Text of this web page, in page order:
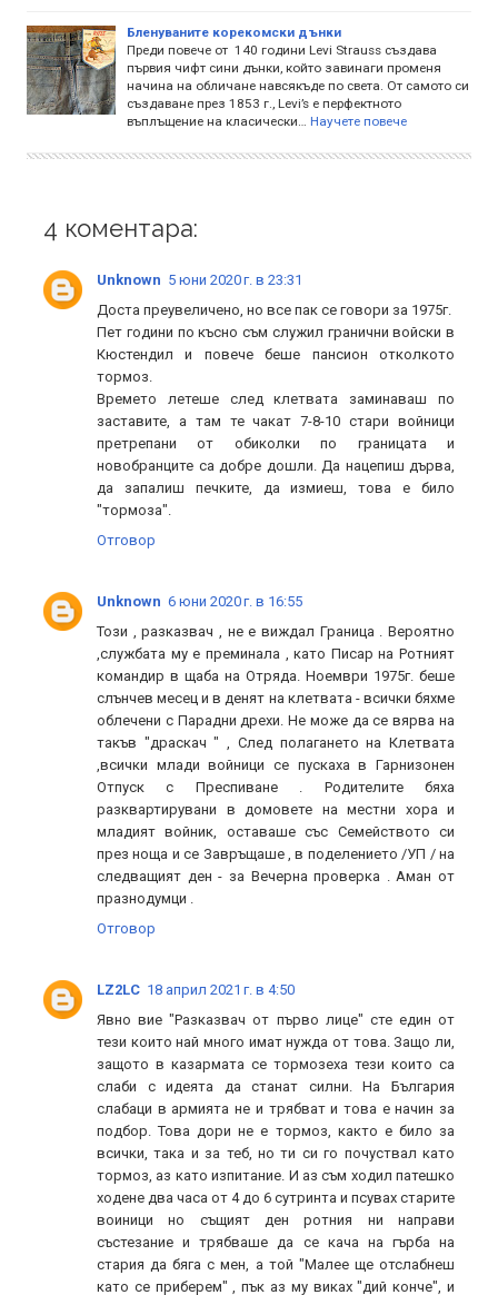
Бленуваните корекомски дънки
Преди повече от 140 години Levi Strauss създава
първия чифт сини дънки, който завинаги променя
начина на обличане навсякъде по света. От самото си
създаване през 1853 г., Levi’s е перфектното
въплъщение на класически…
Научете повече
4 коментара:
Unknown 5 юни 2020 г. в 23:31
Доста преувеличено, но все пак се говори за 1975г.
Пет години по късно съм служил гранични войски в
Кюстендил и повече беше пансион отколкото
тормоз.
Времето летеше след клетвата заминаваш по
заставите, а там те чакат 7-8-10 стари войници
претрепани от обиколки по границата и
новобранците са добре дошли. Да нацепиш дърва,
да запалиш печките, да измиеш, това е било
"тормоза".
Отговор
Unknown 6 юни 2020 г. в 16:55
Този , разказвач , не е виждал Граница . Вероятно
,службата му е преминала , като Писар на Ротният
командир в щаба на Отряда. Ноември 1975г. беше
слънчев месец и в денят на клетвата - всички бяхме
облечени с Парадни дрехи. Не може да се вярва на
такъв "драскач " , След полагането на Клетвата
,всички млади войници се пускаха в Гарнизонен
Отпуск с Преспиване . Родителите бяха
разквартирувани в домовете на местни хора и
младият войник, оставаше със Семейството си
през ноща и се Завръщаше , в поделението /УП / на
следващият ден - за Вечерна проверка . Аман от
празнодумци .
Отговор
LZ2LC 18 април 2021 г. в 4:50
Явно вие "Разказвач от първо лице" сте един от
тези които най много имат нужда от това. Защо ли,
защото в казармата се тормозеха тези които са
слаби с идеята да станат силни. На България
слабаци в армията не и трябват и това е начин за
подбор. Това дори не е тормоз, както е било за
всички, така и за теб, но ти си го почуствал като
тормоз, аз като изпитание. И аз съм ходил патешко
ходене два часа от 4 до 6 сутринта и псувах старите
воиници но същият ден ротния ни направи
състезание и трябваше да се кача на гърба на
стария да бяга с мен, а той "Малее ще отслабнеш
като се приберем" , пък аз му виках "дий конче", и